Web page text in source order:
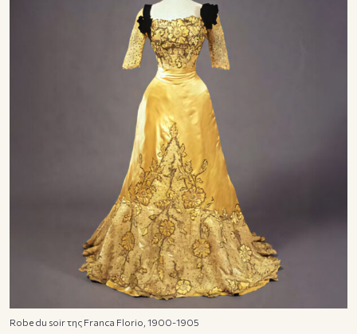
Robe du soir της Franca Florio, 1900-1905